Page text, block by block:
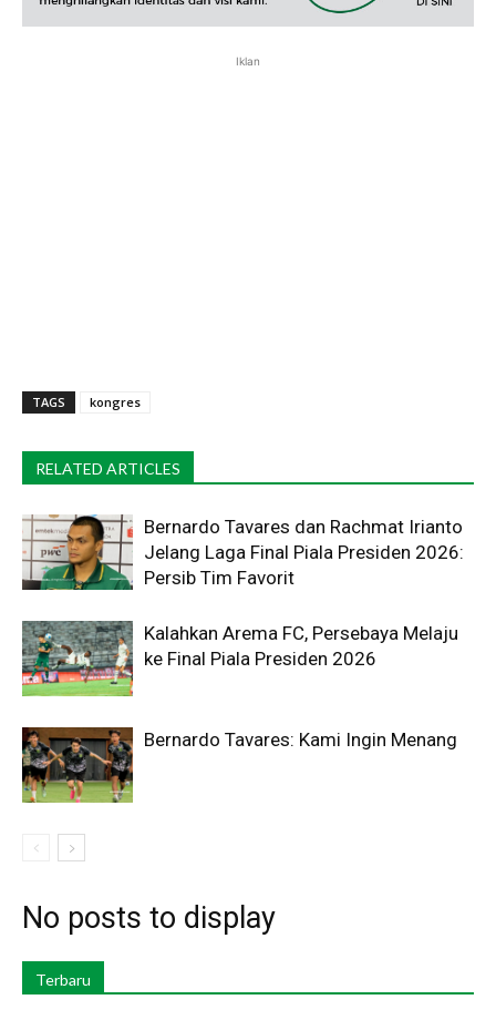
Iklan
TAGS kongres
RELATED ARTICLES
Bernardo Tavares dan Rachmat Irianto
Jelang Laga Final Piala Presiden 2026:
Persib Tim Favorit
Kalahkan Arema FC, Persebaya Melaju
ke Final Piala Presiden 2026
Bernardo Tavares: Kami Ingin Menang
No posts to display
Terbaru